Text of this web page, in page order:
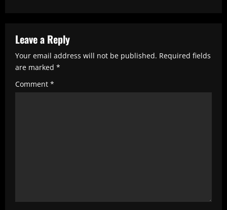
u
e
R
e
Leave a Reply
Your email address will not be published. Required fields
are marked *
Comment *